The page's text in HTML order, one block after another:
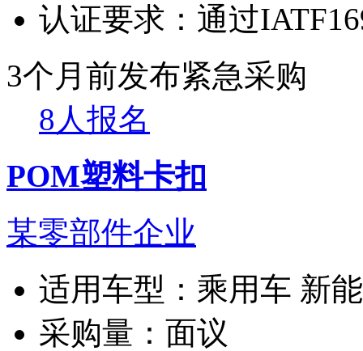
认证要求： 通过
3个月前发布紧急采购
8人报名
POM塑料卡扣
某零部件企业
适用车型： 乘用车 新
采购量： 面议